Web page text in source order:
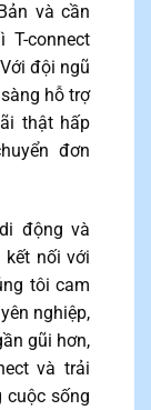
và cần
connect
đội ngũ
hỗ trợ
thật hấp
đơn
động và
kết nối với
tôi cam
nghiệp,
gũi hơn,
và trải
cuộc sống